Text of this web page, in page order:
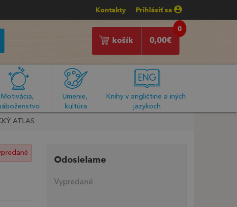
Kontakty Prihlásiť sa
0
0,00€
košík
Motivácia,
Umenie,
kultúra
Knihy v angličtine a iných
jazykoch
ATLAS
Odosielame
Vypredané